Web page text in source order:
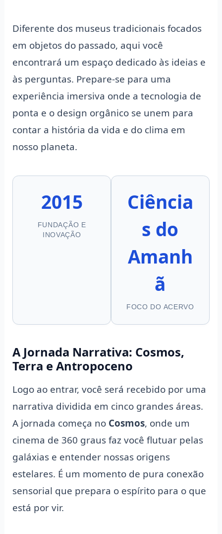
Diferente dos museus tradicionais focados
em objetos do passado, aqui você
encontrará um espaço dedicado às ideias e
às perguntas. Prepare-se para uma
experiência imersiva onde a tecnologia de
ponta e o design orgânico se unem para
contar a história da vida e do clima em
nosso planeta.
2015
FUNDAÇÃO E
INOVAÇÃO
Ciência
s do
Amanh
ã
FOCO DO ACERVO
A Jornada Narrativa: Cosmos,
Terra e Antropoceno
Logo ao entrar, você será recebido por uma
narrativa dividida em cinco grandes áreas.
A jornada começa no Cosmos, onde um
cinema de 360 graus faz você flutuar pelas
galáxias e entender nossas origens
estelares. É um momento de pura conexão
sensorial que prepara o espírito para o que
está por vir.